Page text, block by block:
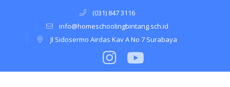
(031) 847 3116
info@homeschoolingbintang.sch.id
Jl Sidosermo Airdas Kav A No 7 Surabaya
Instagram
Profile
Youtube